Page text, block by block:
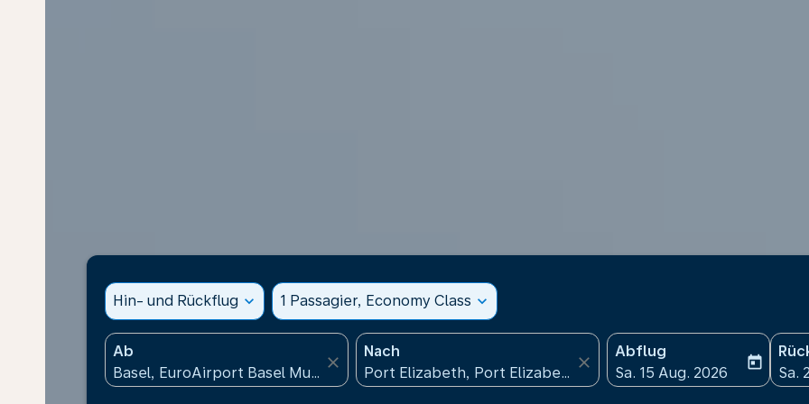
Hin- und Rückflug expand_more 1 Passagier, Economy Class expand_more
Ab
close
Nach
close
Abflug
fc-booking-departure-
Sa. 15 Aug. 2026
today
fc-
Sa.